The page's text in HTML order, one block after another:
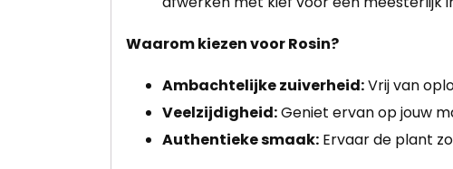
Waarom kiezen voor Rosin?
Ambachtelijke zuiverheid:Vrij van
Veelzijdigheid:Geniet ervan op jouw
Authentieke smaak: Ervaar de plant